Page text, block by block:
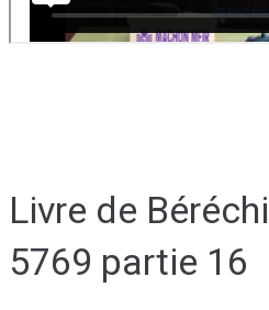
Livre de
5769 partie 16